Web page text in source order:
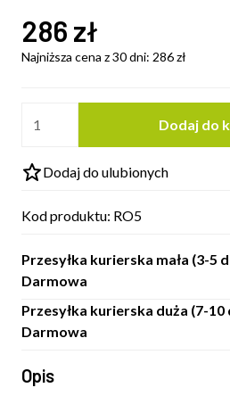
286 zł
Najniższa cena z 30 dni: 286zł
Dodaj do
Dodaj do ulubionych
Kod produktu: RO5
Przesyłka kurierska mała (3-5
Darmowa
Przesyłka kurierska duża (7-
Darmowa
Opis